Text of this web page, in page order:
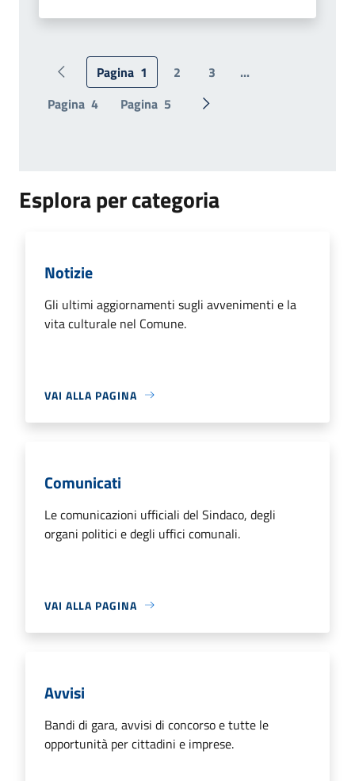
Pagina precedente
Pagina 1 2 3
...
Pagina 4 Pagina 5 Pagina successiva
Esplora per categoria
Notizie
Gli ultimi aggiornamenti sugli avvenimenti e la
vita culturale nel Comune.
VAI ALLA PAGINA
Comunicati
Le comunicazioni ufficiali del Sindaco, degli
organi politici e degli uffici comunali.
VAI ALLA PAGINA
Avvisi
Bandi di gara, avvisi di concorso e tutte le
opportunità per cittadini e imprese.